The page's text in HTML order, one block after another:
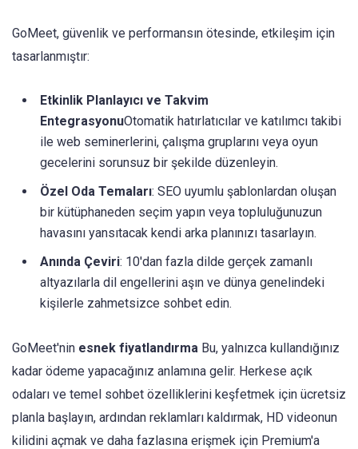
GoMeet, güvenlik ve performansın ötesinde, etkileşim için
tasarlanmıştır:
Etkinlik Planlayıcı ve Takvim
EntegrasyonuOtomatik hatırlatıcılar ve katılımcı takibi
ile web seminerlerini, çalışma gruplarını veya oyun
gecelerini sorunsuz bir şekilde düzenleyin.
Özel Oda Temaları: SEO uyumlu şablonlardan oluşan
bir kütüphaneden seçim yapın veya topluluğunuzun
havasını yansıtacak kendi arka planınızı tasarlayın.
Anında Çeviri: 10'dan fazla dilde gerçek zamanlı
altyazılarla dil engellerini aşın ve dünya genelindeki
kişilerle zahmetsizce sohbet edin.
GoMeet'nin esnek fiyatlandırma Bu, yalnızca kullandığınız
kadar ödeme yapacağınız anlamına gelir. Herkese açık
odaları ve temel sohbet özelliklerini keşfetmek için ücretsiz
planla başlayın, ardından reklamları kaldırmak, HD videonun
kilidini açmak ve daha fazlasına erişmek için Premium'a